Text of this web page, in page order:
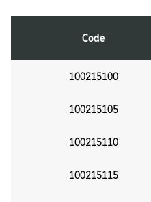
Code
100215100
100215105
100215110
100215115